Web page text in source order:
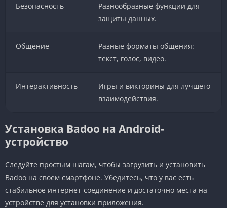
Безопасность
Разнообразные функции для
защиты данных.
Общение
Разные форматы общения:
текст, голос, видео.
Интерактивность
Игры и викторины для лучшего
взаимодействия.
Установка Badoo на Android-
устройство
Следуйте простым шагам, чтобы загрузить и установить
Badoo на своем смартфоне. Убедитесь, что у вас есть
стабильное интернет-соединение и достаточно места на
устройстве для установки приложения.